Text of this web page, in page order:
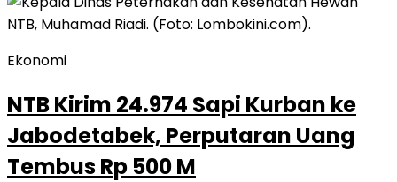
Ekonomi
NTB Kirim 24.974 Sapi Kurban ke
Jabodetabek, Perputaran Uang
Tembus Rp 500 M